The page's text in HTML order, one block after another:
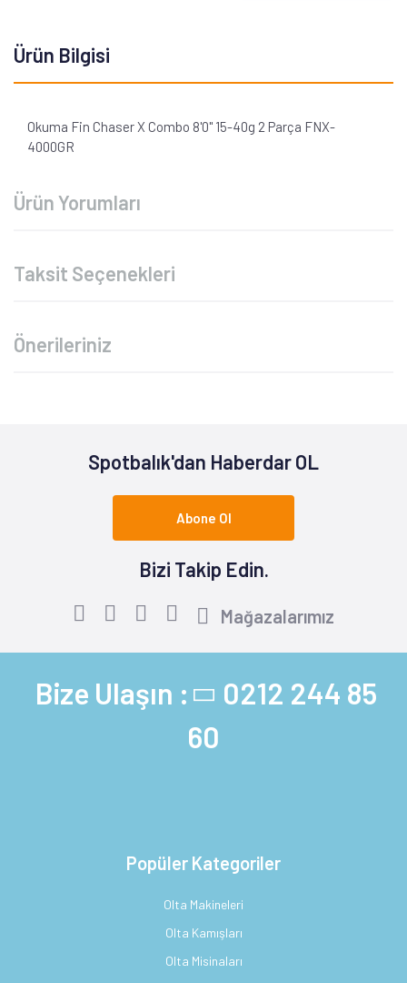
Ürün Bilgisi
Okuma Fin Chaser X Combo 8'0'' 15-40g 2 Parça FNX-
4000GR
Ürün Yorumları
Taksit Seçenekleri
Önerileriniz
Spotbalık'dan Haberdar OL
Abone Ol
Bizi Takip Edin.
Mağazalarımız
Bize Ulaşın : 0212 244 85
60
Popüler Kategoriler
Olta Makineleri
Olta Kamışları
Olta Misinaları